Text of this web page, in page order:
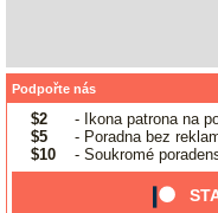
Podpořte nás
$2
- Ikona patrona na
$5
- Poradna bez
$10
- Soukromé